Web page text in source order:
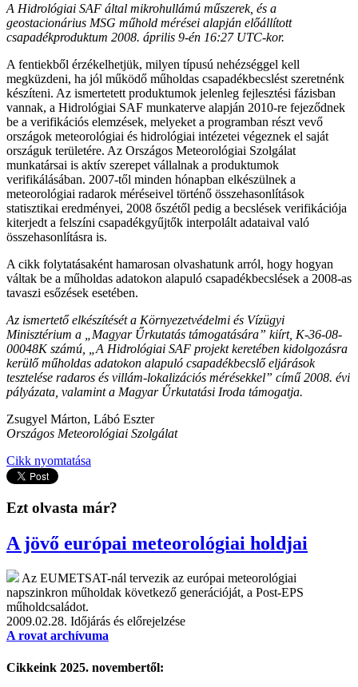
A Hidrológiai SAF által mikrohullámú műszerek, és a
geostacionárius MSG műhold mérései alapján előállított
csapadékproduktum 2008. április 9-én 16:27 UTC-kor.
A fentiekből érzékelhetjük, milyen típusú nehézséggel kell
megküzdeni, ha jól működő műholdas csapadékbecslést szeretnénk
készíteni. Az ismertetett produktumok jelenleg fejlesztési fázisban
vannak, a Hidrológiai SAF munkaterve alapján 2010-re fejeződnek
be a verifikációs elemzések, melyeket a programban részt vevő
országok meteorológiai és hidrológiai intézetei végeznek el saját
országuk területére. Az Országos Meteorológiai Szolgálat
munkatársai is aktív szerepet vállalnak a produktumok
verifikálásában. 2007-től minden hónapban elkészülnek a
meteorológiai radarok méréseivel történő összehasonlítások
statisztikai eredményei, 2008 őszétől pedig a becslések verifikációja
kiterjedt a felszíni csapadékgyűjtők interpolált adataival való
összehasonlításra is.
A cikk folytatásaként hamarosan olvashatunk arról, hogy hogyan
váltak be a műholdas adatokon alapuló csapadékbecslések a 2008-as
tavaszi esőzések esetében.
Az ismertető elkészítését a Környezetvédelmi és Vízügyi
Minisztérium a „Magyar Űrkutatás támogatására” kiírt, K-36-08-
00048K számú, „A Hidrológiai SAF projekt keretében kidolgozásra
kerülő műholdas adatokon alapuló csapadékbecslő eljárások
tesztelése radaros és villám-lokalizációs mérésekkel” című 2008. évi
pályázata, valamint a Magyar Űrkutatási Iroda támogatja.
Zsugyel Márton, Lábó Eszter
Országos Meteorológiai Szolgálat
Cikk nyomtatása
Ezt olvasta már?
A jövő európai meteorológiai holdjai
Az EUMETSAT-nál tervezik az európai meteorológiai
napszinkron műholdak következő generációját, a Post-EPS
műholdcsaládot.
2009.02.28. Időjárás és előrejelzése
A rovat archívuma
Cikkeink 2025. novembertől: